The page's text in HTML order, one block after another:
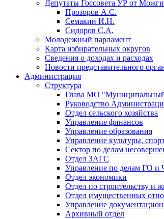
Депутаты Госсовета УР от
Прозоров А.С.
Семакин И.Н.
Сидоров С.А.
Молодежный парламент
Карта избирательных округов
Сведения о доходах и расходах
Новости представительного
Администрация
Структура
Глава МО "Муниципальный
Руководство
Отдел сельского хозяйства
Управление финансов
Управление образования
Управление культуры,
Сектор по делам
Отдел ЗАГС
Управление по делам ГО и
Отдел экономики
Отдел по строительству и
Отдел имущественных
Управление
Архивный отдел